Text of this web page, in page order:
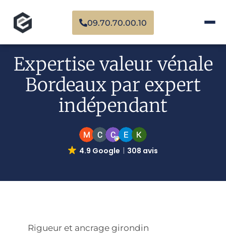
09.70.70.00.10
Expertise valeur vénale
Bordeaux par expert
indépendant
4.9 Google 308 avis
Rigueur et ancrage girondin